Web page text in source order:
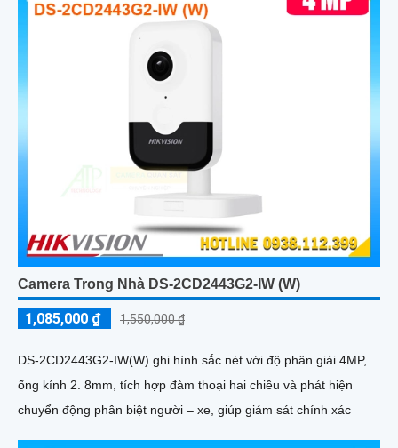
Camera Trong Nhà DS-2CD2443G2-IW (W)
1,085,000 ₫ 1,550,000 ₫
DS-2CD2443G2-IW(W) ghi hình sắc nét với độ phân giải 4MP,
ống kính 2. 8mm, tích hợp đàm thoại hai chiều và phát hiện
chuyển động phân biệt người – xe, giúp giám sát chính xác